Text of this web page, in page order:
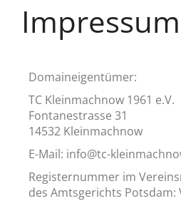
Impressum
Domaineigentümer:
TC Kleinmachnow 1961 e.V.
Fontanestrasse 31
14532 Kleinmachnow
E-Mail: info@tc-
Registernummer im
des Amtsgerichts Potsdam: